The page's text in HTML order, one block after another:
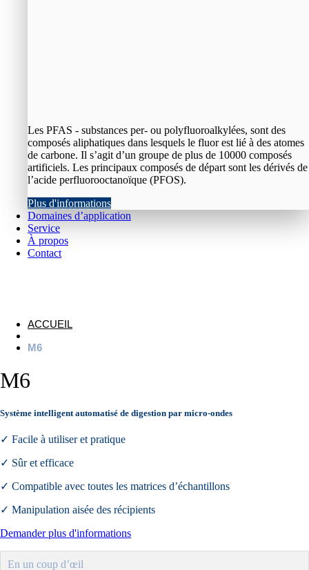
Les PFAS - substances per- ou polyfluoroalkylées, sont des
composés aliphatiques dans lesquels le fluor est lié à des atomes
de carbone. Il s’agit d’un groupe de plus de 10000 composés
artificiels. Les principaux composés de départ sont les dérivés de
l’acide perfluorooctanoïque (PFOS).
Plus d'informations
Domaines d’application
Service
À propos
Contact
ACCUEIL
M6
M6
Système intelligent automatisé de digestion par micro-ondes
✓ Facile à utiliser et pratique
✓ Sûr et efficace
✓ Compatible avec toutes les matrices d’échantillons
✓ Manipulation aisée des récipients
Demander plus d'informations
En un coup d’œil